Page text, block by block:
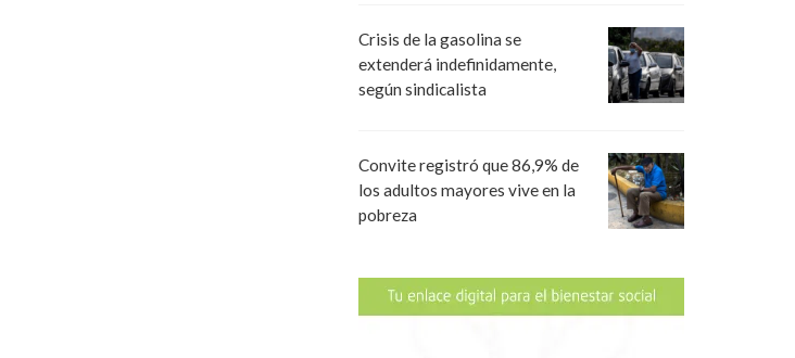
Crisis de la gasolina se
extenderá indefinidamente,
según sindicalista
Convite registró que 86,9% de
los adultos mayores vive en la
pobreza